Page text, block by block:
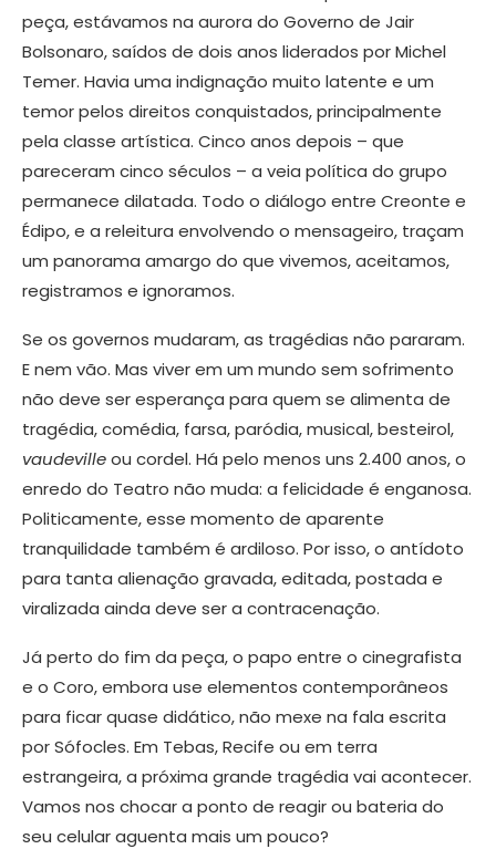
peça, estávamos na aurora do Governo de Jair
Bolsonaro, saídos de dois anos liderados por Michel
Temer. Havia uma indignação muito latente e um
temor pelos direitos conquistados, principalmente
pela classe artística. Cinco anos depois – que
pareceram cinco séculos – a veia política do grupo
permanece dilatada. Todo o diálogo entre Creonte e
Édipo, e a releitura envolvendo o mensageiro, traçam
um panorama amargo do que vivemos, aceitamos,
registramos e ignoramos.
Se os governos mudaram, as tragédias não pararam.
E nem vão. Mas viver em um mundo sem sofrimento
não deve ser esperança para quem se alimenta de
tragédia, comédia, farsa, paródia, musical, besteirol,
vaudevilleou cordel. Há pelo menos uns 2.400 anos, o
enredo do Teatro não muda: a felicidade é enganosa.
Politicamente, esse momento de aparente
tranquilidade também é ardiloso. Por isso, o antídoto
para tanta alienação gravada, editada, postada e
viralizada ainda deve ser a contracenação.
Já perto do fim da peça, o papo entre o cinegrafista
e o Coro, embora use elementos contemporâneos
para ficar quase didático, não mexe na fala escrita
por Sófocles. Em Tebas, Recife ou em terra
estrangeira, a próxima grande tragédia vai acontecer.
Vamos nos chocar a ponto de reagir ou bateria do
seu celular aguenta mais um pouco?